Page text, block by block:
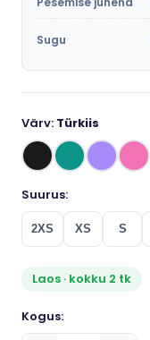
Sugu
Värv: Türkiis
Suurus:
2XS XS S
Laos · kokku 2 tk
Kogus: